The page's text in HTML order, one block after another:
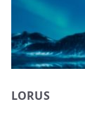
LORUS